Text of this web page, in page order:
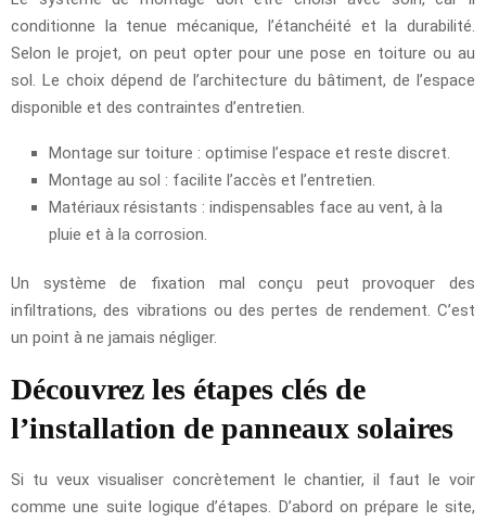
conditionne la tenue mécanique, l’étanchéité et la durabilité.
Selon le projet, on peut opter pour une pose en toiture ou au
sol. Le choix dépend de l’architecture du bâtiment, de l’espace
disponible et des contraintes d’entretien.
Montage sur toiture : optimise l’espace et reste discret.
Montage au sol : facilite l’accès et l’entretien.
Matériaux résistants : indispensables face au vent, à la
pluie et à la corrosion.
Un système de fixation mal conçu peut provoquer des
infiltrations, des vibrations ou des pertes de rendement. C’est
un point à ne jamais négliger.
Découvrez les étapes clés de
l’installation de panneaux solaires
Si tu veux visualiser concrètement le chantier, il faut le voir
comme une suite logique d’étapes. D’abord on prépare le site,